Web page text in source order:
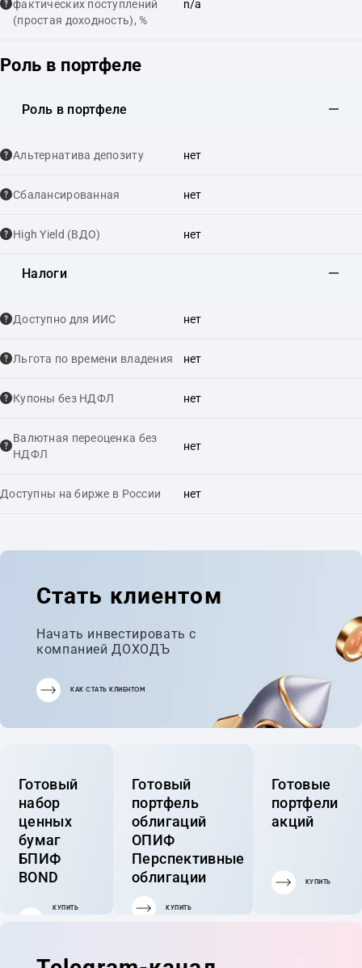
фактических поступлений
(простая доходность), %
n/a
Роль в портфеле
Роль в портфеле
Альтернатива депозиту нет
Сбалансированная нет
High Yield (ВДО) нет
Налоги
Доступно для ИИС нет
Льгота по времени владения нет
Купоны без НДФЛ нет
Валютная переоценка без
НДФЛ
нет
Доступны на бирже в России нет
Стать клиентом
Начать инвестировать с
компанией ДОХОДЪ
КАК СТАТЬ КЛИЕНТОМ
Готовый
набор
ценных
бумаг
БПИФ
BOND
КУПИТЬ
Готовый
портфель
облигаций
ОПИФ
Перспективные
облигации
КУПИТЬ
Готовые
портфели
акций
КУПИТЬ